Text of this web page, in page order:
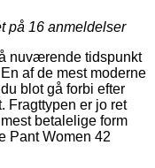
på 16 anmeldelser
nuværende tidspunkt
af de mest moderne
blot gå forbi efter
Fragttypen er jo ret
betalelige form
Pant Women 42